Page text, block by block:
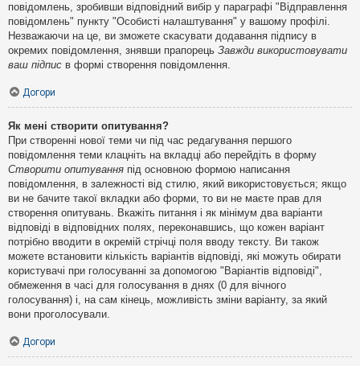
повідомлень, зробивши відповідний вибір у параграфі "Відправлення
повідомлень" пункту "Особисті налаштування" у вашому профілі.
Незважаючи на це, ви зможете скасувати додавання підпису в
окремих повідомлення, знявши прапорець Завжди використовувати
ваш підпис в формі створення повідомлення.
Догори
Як мені створити опитування?
При створенні нової теми чи під час редагування першого
повідомлення теми клацніть на вкладці або перейдіть в форму
Створити опитування під основною формою написання
повідомлення, в залежності від стилю, який використовується; якщо
ви не бачите такої вкладки або форми, то ви не маєте прав для
створення опитувань. Вкажіть питання і як мінімум два варіанти
відповіді в відповідних полях, переконавшись, що кожен варіант
потрібно вводити в окремій стрічці поля вводу тексту. Ви також
можете встановити кількість варіантів відповіді, які можуть обирати
користувачі при голосуванні за допомогою "Варіантів відповіді",
обмеження в часі для голосування в днях (0 для вічного
голосування) і, на сам кінець, можливість зміни варіанту, за який
вони проголосували.
Догори